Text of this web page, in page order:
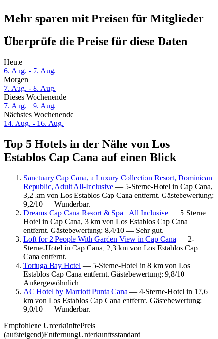
Mehr sparen mit Preisen für Mitglieder
Überprüfe die Preise für diese Daten
Heute
6. Aug. - 7. Aug.
Morgen
7. Aug. - 8. Aug.
Dieses Wochenende
7. Aug. - 9. Aug.
Nächstes Wochenende
14. Aug. - 16. Aug.
Top 5 Hotels in der Nähe von Los
Establos Cap Cana auf einen Blick
Sanctuary Cap Cana, a Luxury Collection Resort, Dominican
Republic, Adult All-Inclusive — 5-Sterne-Hotel in Cap Cana,
3,2 km von Los Establos Cap Cana entfernt. Gästebewertung:
9,2/10 — Wunderbar.
Dreams Cap Cana Resort & Spa - All Inclusive — 5-Sterne-
Hotel in Cap Cana, 3 km von Los Establos Cap Cana
entfernt. Gästebewertung: 8,4/10 — Sehr gut.
Loft for 2 People With Garden View in Cap Cana — 2-
Sterne-Hotel in Cap Cana, 2,3 km von Los Establos Cap
Cana entfernt.
Tortuga Bay Hotel — 5-Sterne-Hotel in 8 km von Los
Establos Cap Cana entfernt. Gästebewertung: 9,8/10 —
Außergewöhnlich.
AC Hotel by Marriott Punta Cana — 4-Sterne-Hotel in 17,6
km von Los Establos Cap Cana entfernt. Gästebewertung:
9,0/10 — Wunderbar.
Empfohlene UnterkünftePreis
(aufsteigend)EntfernungUnterkunftsstandard